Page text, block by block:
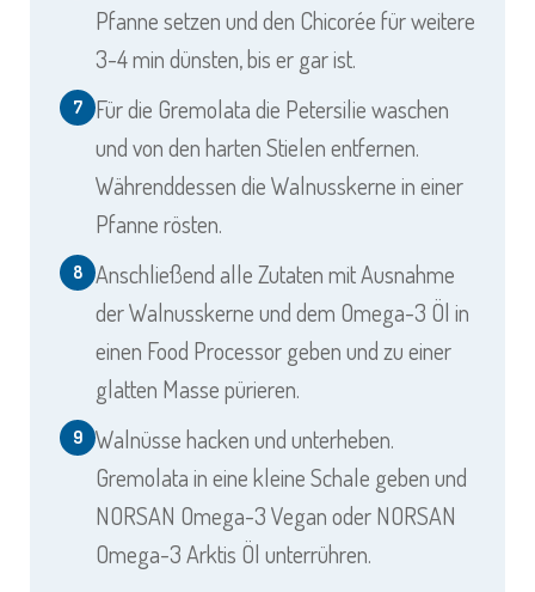
Pfanne setzen und den Chicorée für weitere
3-4 min dünsten, bis er gar ist.
7
Für die Gremolata die Petersilie waschen
und von den harten Stielen entfernen.
Währenddessen die Walnusskerne in einer
Pfanne rösten.
8
Anschließend alle Zutaten mit Ausnahme
der Walnusskerne und dem Omega-3 Öl in
einen Food Processor geben und zu einer
glatten Masse pürieren.
9
Walnüsse hacken und unterheben.
Gremolata in eine kleine Schale geben und
NORSAN Omega-3 Vegan oder NORSAN
Omega-3 Arktis Öl unterrühren.